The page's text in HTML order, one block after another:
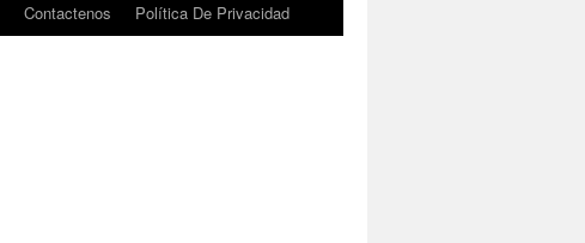
Contactenos Política De Privacidad